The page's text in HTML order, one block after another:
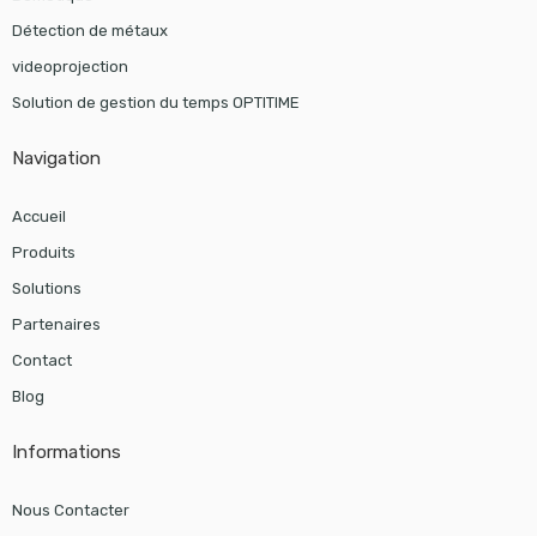
Détection de métaux
videoprojection
Solution de gestion du temps OPTITIME
Navigation
Accueil
Produits
Solutions
Partenaires
Contact
Blog
Informations
Nous Contacter